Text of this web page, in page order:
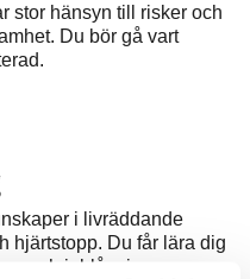
stor hänsyn till risker och
Du bör gå vart
i livräddande
hjärtstopp. Du får lära dig
och inblåsning.